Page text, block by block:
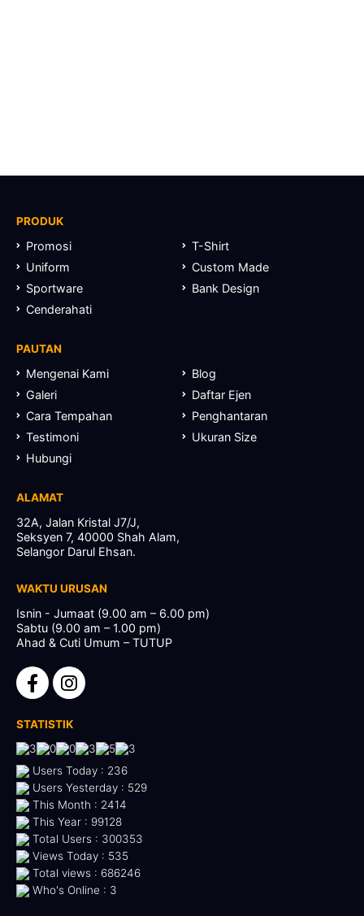
PRODUK
Promosi
T-Shirt
Uniform
Custom Made
Sportware
Bank Design
Cenderahati
PAUTAN
Mengenai Kami
Blog
Galeri
Daftar Ejen
Cara Tempahan
Penghantaran
Testimoni
Ukuran Size
Hubungi
ALAMAT
32A, Jalan Kristal J7/J,
Seksyen 7, 40000 Shah Alam,
Selangor Darul Ehsan.
WAKTU URUSAN
Isnin - Jumaat (9.00 am – 6.00 pm)
Sabtu (9.00 am – 1.00 pm)
Ahad & Cuti Umum – TUTUP
STATISTIK
Users Today : 236
Users Yesterday : 529
This Month : 2414
This Year : 99128
Total Users : 300353
Views Today : 535
Total views : 686246
Who's Online : 3